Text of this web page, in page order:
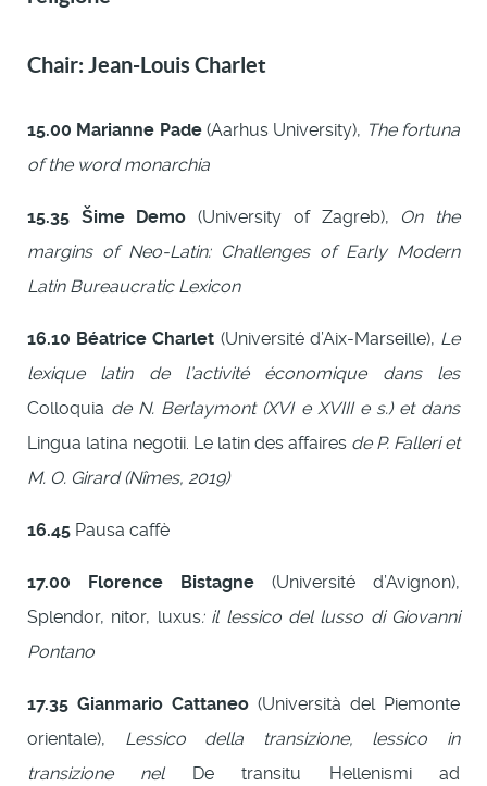
Chair: Jean-Louis Charlet
15.00 Marianne Pade(Aarhus University), The fortuna
of the word monarchia
15.35 Šime Demo (University of Zagreb), On the
margins of Neo-Latin: Challenges of Early Modern
Latin Bureaucratic Lexicon
16.10 Béatrice Charlet (Université d’Aix-Marseille), Le
lexique latin de l’activité économique dans les
Colloquia de N. Berlaymont (XVI e XVIII e s.) et dans
Lingua latina negotii. Le latin des affaires de P. Falleri et
M. O. Girard (Nîmes, 2019)
16.45 Pausa caffè
17.00 Florence Bistagne (Université d’Avignon),
Splendor, nitor, luxus: il lessico del lusso di Giovanni
Pontano
17.35 Gianmario Cattaneo (Università del Piemonte
orientale), Lessico della transizione, lessico in
transizione nelDe transitu Hellenismi ad